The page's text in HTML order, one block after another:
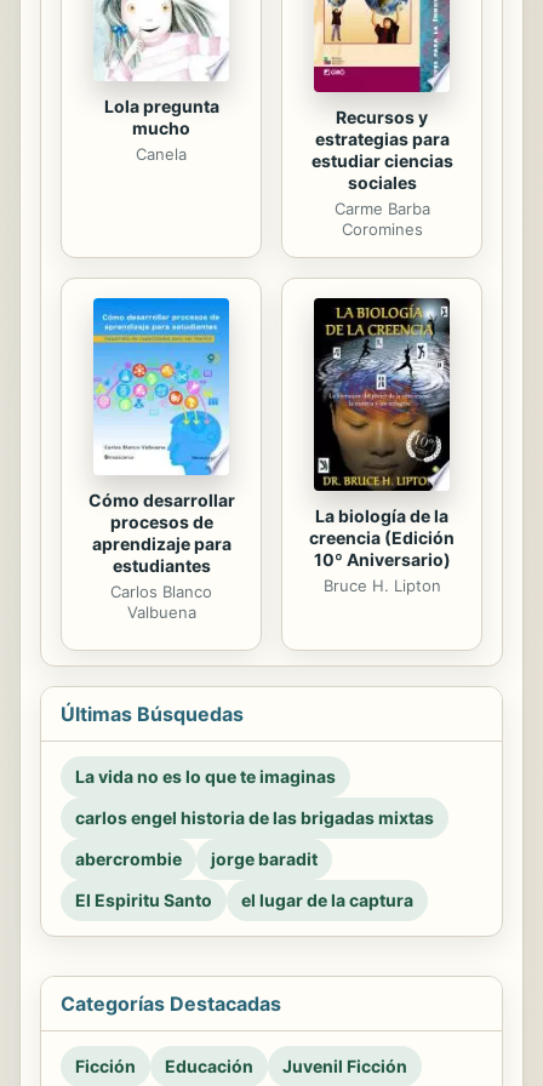
Lola pregunta
mucho
Canela
Recursos y
estrategias para
estudiar ciencias
sociales
Carme Barba
Coromines
Cómo desarrollar
procesos de
aprendizaje para
estudiantes
Carlos Blanco
Valbuena
La biología de la
creencia (Edición
10º Aniversario)
Bruce H. Lipton
Últimas Búsquedas
La vida no es lo que te imaginas
carlos engel historia de las brigadas mixtas
abercrombie
jorge baradit
El Espiritu Santo
el lugar de la captura
Categorías Destacadas
Ficción Educación Juvenil Ficción